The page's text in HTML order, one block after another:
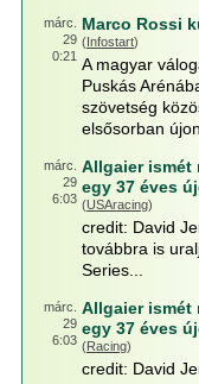
márc.
29
0:21
Marco Rossi
(Infostart)
A magyar
Puskás
szövetség
elsősorban
márc.
29
6:03
Allgaier ismét
egy 37 éves
(USAracing)
credit: David
továbbra is
Series...
márc.
29
6:03
Allgaier ismét
egy 37 éves
(Racing)
credit: David